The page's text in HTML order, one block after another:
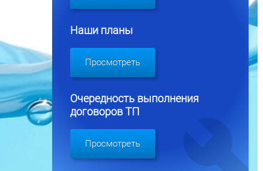
Наши планы
Просмотреть
Очередность выполнения
договоров ТП
Просмотреть